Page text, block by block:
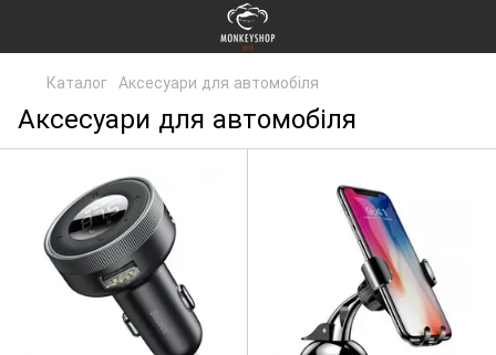
Каталог Аксесуари для автомобіля
Аксесуари для автомобіля